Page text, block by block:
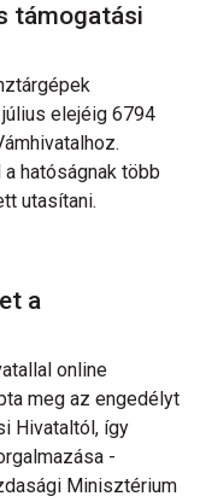
támogatási
elejéig 6794
hatóságnak több
utasítani.
a
online
meg az engedélyt
Hivataltól, így
-
Minisztérium